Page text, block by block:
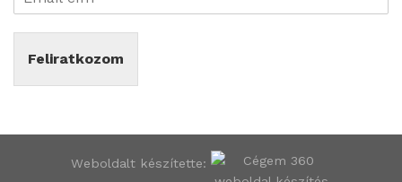
Feliratkozom
Weboldalt készítette: